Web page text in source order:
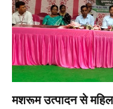
मशरूम उत्पादन से